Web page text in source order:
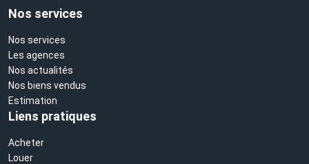
Nos services
Nos services
Les agences
Nos actualités
Nos biens vendus
Estimation
Liens pratiques
Acheter
Louer